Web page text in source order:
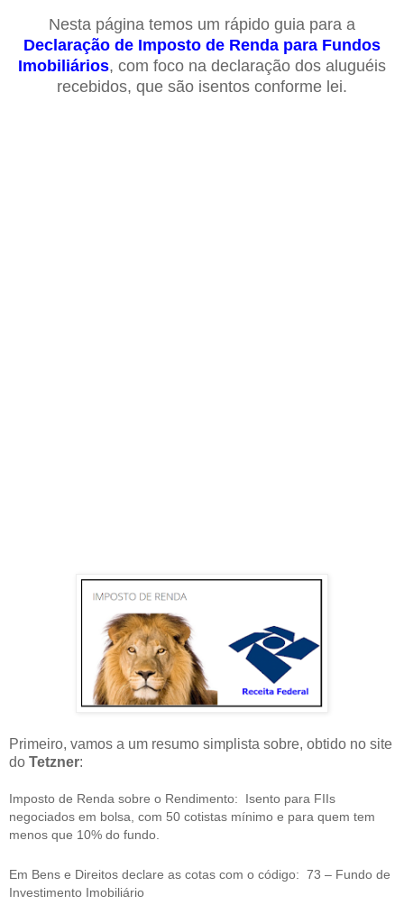
Nesta página temos um rápido guia para a
Declaração de Imposto de Renda para Fundos
Imobiliários, com foco na declaração dos aluguéis
recebidos, que são isentos conforme lei.
Primeiro, vamos a um resumo simplista sobre, obtido no site
do Tetzner:
Imposto de Renda sobre o Rendimento: Isento para FIIs
negociados em bolsa, com 50 cotistas mínimo e para quem tem
menos que 10% do fundo.
Em Bens e Direitos declare as cotas com o código: 73 – Fundo de
Investimento Imobiliário